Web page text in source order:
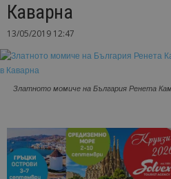
Каварна
13/05/2019 12:47
Златното момиче на България Ренета